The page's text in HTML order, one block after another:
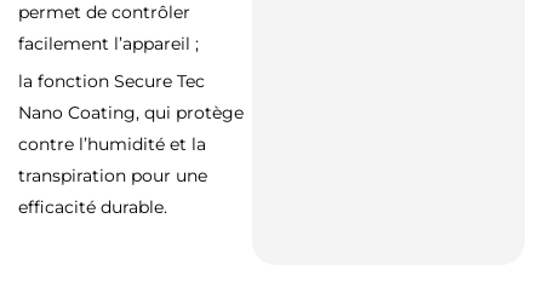
permet de contrôler
facilement l’appareil ;
la fonction Secure Tec
Nano Coating, qui protège
contre l’humidité et la
transpiration pour une
efficacité durable.